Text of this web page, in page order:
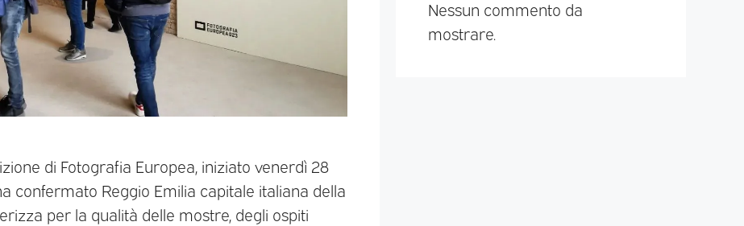
di Fotografia Europea, iniziato venerdì 28
confermato Reggio Emilia capitale italiana della
per la qualità delle mostre, degli ospiti
Nessun commento da
mostrare.